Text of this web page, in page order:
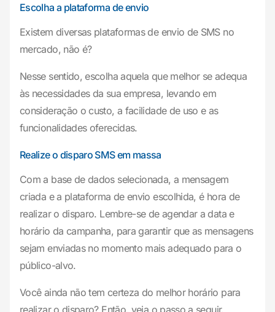
Escolha a plataforma de envio
Existem diversas plataformas de envio de SMS no
mercado, não é?
Nesse sentido, escolha aquela que melhor se adequa
às necessidades da sua empresa, levando em
consideração o custo, a facilidade de uso e as
funcionalidades oferecidas.
Realize o disparo SMS em massa
Com a base de dados selecionada, a mensagem
criada e a plataforma de envio escolhida, é hora de
realizar o disparo. Lembre-se de agendar a data e
horário da campanha, para garantir que as mensagens
sejam enviadas no momento mais adequado para o
público-alvo.
Você ainda não tem certeza do melhor horário para
realizar o disparo? Então, veja o passo a seguir.